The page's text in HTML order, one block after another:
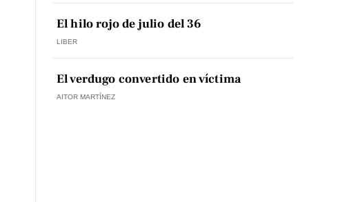
El hilo rojo de julio del 36
LIBER
El verdugo convertido en víctima
AITOR MARTÍNEZ